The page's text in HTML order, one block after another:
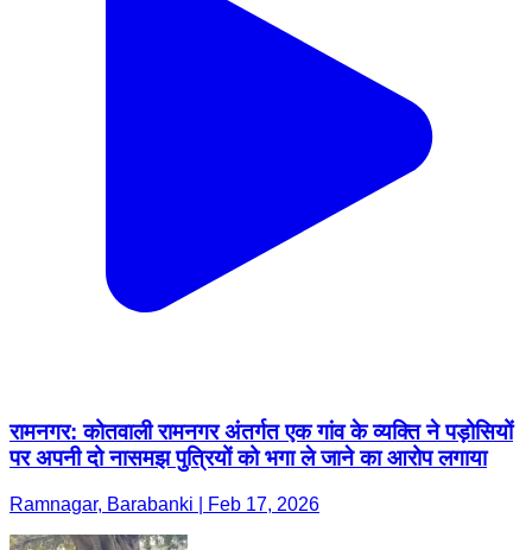
रामनगर: कोतवाली रामनगर अंतर्गत एक गांव के व्यक्ति ने पड़ोसियों
पर अपनी दो नासमझ पुत्रियों को भगा ले जाने का आरोप लगाया
Ramnagar, Barabanki | Feb 17, 2026